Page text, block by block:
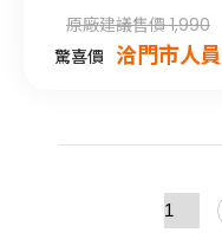
原廠建議售價 1,990
驚喜價 洽門市人員